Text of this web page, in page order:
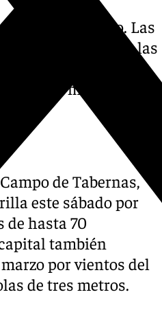
aviso amarillo. Las
amarilla hasta las
con
a tres metros.
de Tabernas,
este sábado por
de hasta 70
también
por vientos del
de tres metros.